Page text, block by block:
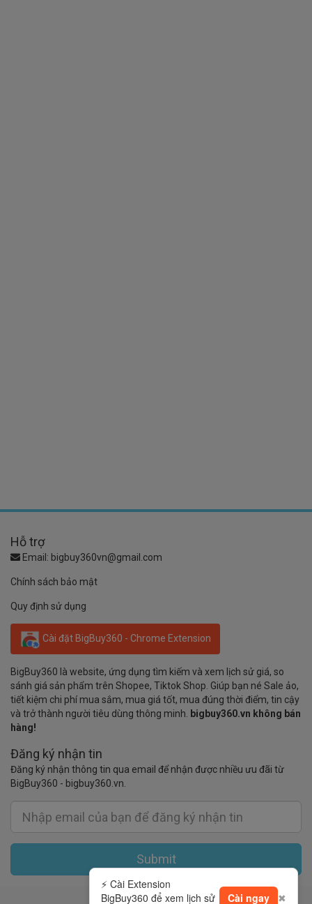
⚡ Cài Extension
BigBuy360 để xem lịch sử
Cài ngay ✖
Hỗ trợ
Email: bigbuy360vn@gmail.com
Chính sách bảo mật
Quy định sử dụng
Cài đặt BigBuy360 - Chrome Extension
BigBuy360 là website, ứng dụng tìm kiếm và xem lịch sử giá, so
sánh giá sản phẩm trên Shopee, Tiktok Shop. Giúp bạn né Sale ảo,
tiết kiệm chi phí mua sắm, mua giá tốt, mua đúng thời điểm, tin cậy
và trở thành người tiêu dùng thông minh. bigbuy360.vn không bán
hàng!
Đăng ký nhận tin
Đăng ký nhận thông tin qua email để nhận được nhiều ưu đãi từ
BigBuy360 - bigbuy360.vn.
Submit